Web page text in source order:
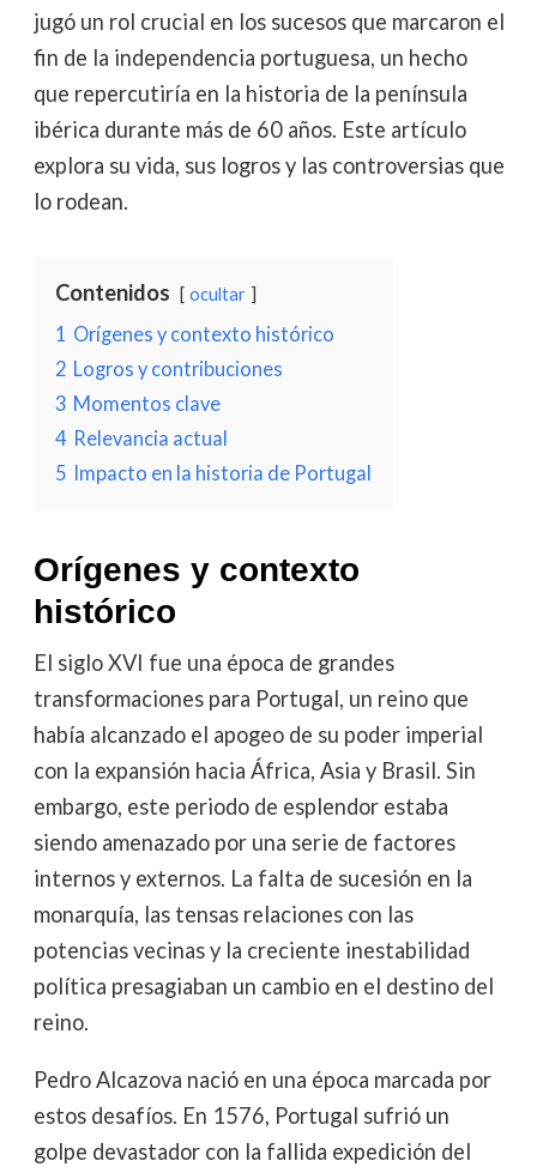
jugó un rol crucial en los sucesos que marcaron el
fin de la independencia portuguesa, un hecho
que repercutiría en la historia de la península
ibérica durante más de 60 años. Este artículo
explora su vida, sus logros y las controversias que
lo rodean.
Contenidos ocultar
1 Orígenes y contexto histórico
2 Logros y contribuciones
3 Momentos clave
4 Relevancia actual
5 Impacto en la historia de Portugal
Orígenes y contexto
histórico
El siglo XVI fue una época de grandes
transformaciones para Portugal, un reino que
había alcanzado el apogeo de su poder imperial
con la expansión hacia África, Asia y Brasil. Sin
embargo, este periodo de esplendor estaba
siendo amenazado por una serie de factores
internos y externos. La falta de sucesión en la
monarquía, las tensas relaciones con las
potencias vecinas y la creciente inestabilidad
política presagiaban un cambio en el destino del
reino.
Pedro Alcazova nació en una época marcada por
estos desafíos. En 1576, Portugal sufrió un
golpe devastador con la fallida expedición del